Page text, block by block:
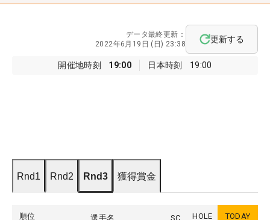
開催地時刻 19:00 日本時刻 19:00
データ最終更新：
2022年6月19日 (日) 23:38
更新する
Rnd1 Rnd2 Rnd3 獲得賞金
順位 選手名 SC HOLE TODAY